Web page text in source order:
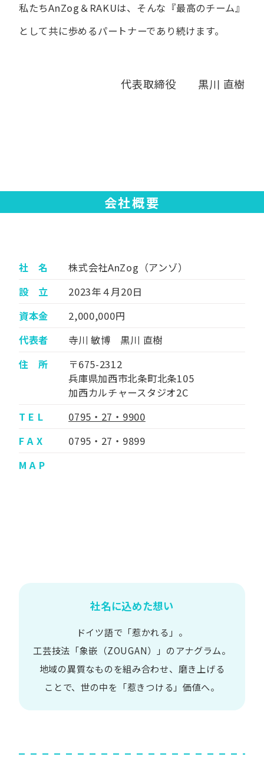
私たちAnZog＆RAKUは、​そんな​『最高の​チーム』
と​して共に​歩める​パートナーであり続けます。
代表取締役 黒川 直樹
会社概要
社 名
株式会社AnZog（アンゾ）
設 立
2023年４月20日
資本金
2,000,000円
代表者
寺川 敏博 黒川 直樹
住 所
〒675-2312
兵庫県加西市北条町北条105
加西カルチャースタジオ2C
T E L
0795・27・9900
F A X
0795・27・9899
M A P
社名に込めた想い
ドイツ語で​「惹かれる」。
工芸技法​「象嵌​（ZOUGAN）」の​アナグラム。
地域の​異質な​ものを​組み合わせ、 磨き上げる​
ことで、 世の​中を​「惹きつける」価値へ。​